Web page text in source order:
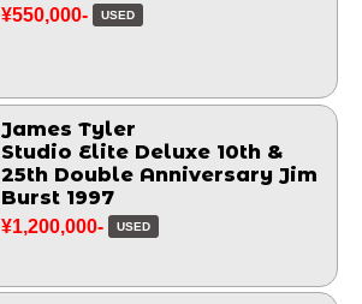
¥550,000- USED
James Tyler
Studio Elite Deluxe 10th &
25th Double Anniversary Jim
Burst 1997
¥1,200,000- USED